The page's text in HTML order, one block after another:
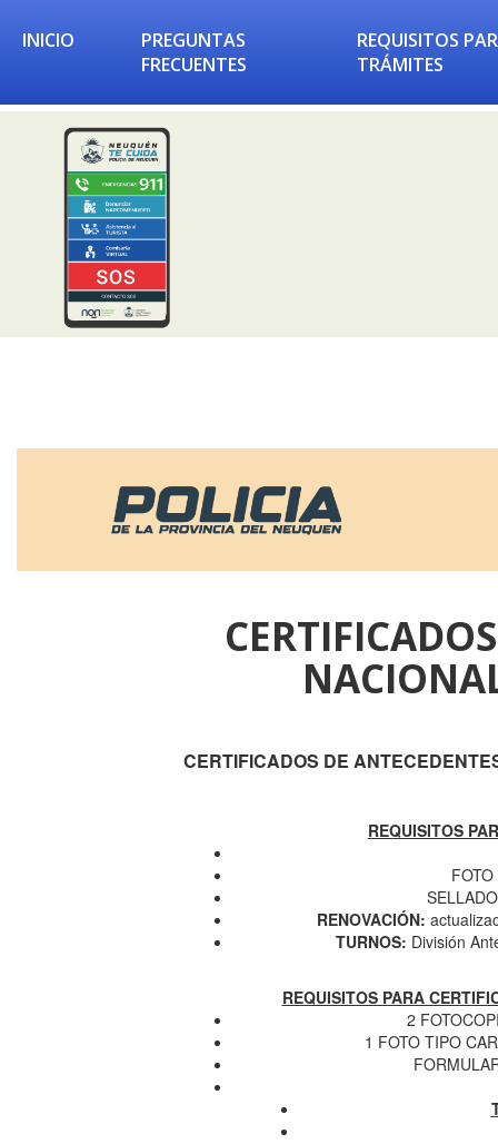
INICIO
PREGUNTAS
FRECUENTES
REQUISITOS
TRÁMITES
CERTIFICADOS DE
REQUISITOS
RENOVACIÓN:
TURNOS: División
REQUISITOS PARA
2
1 FOTO TIPO